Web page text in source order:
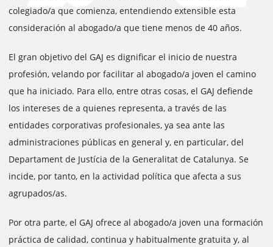
colegiado/a que comienza, entendiendo extensible esta
consideración al abogado/a que tiene menos de 40 años.
El gran objetivo del GAJ es dignificar el inicio de nuestra
profesión, velando por facilitar al abogado/a joven el camino
que ha iniciado. Para ello, entre otras cosas, el GAJ defiende
los intereses de a quienes representa, a través de las
entidades corporativas profesionales, ya sea ante las
administraciones públicas en general y, en particular, del
Departament de Justícia de la Generalitat de Catalunya. Se
incide, por tanto, en la actividad política que afecta a sus
agrupados/as.
Por otra parte, el GAJ ofrece al abogado/a joven una formación
práctica de calidad, continua y habitualmente gratuita y, al